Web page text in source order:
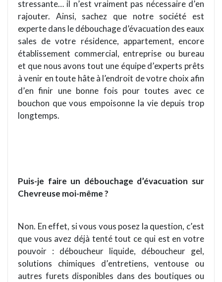
stressante… il n’est vraiment pas nécessaire d’en
rajouter. Ainsi, sachez que notre société est
experte dans le débouchage d’évacuation des eaux
sales de votre résidence, appartement, encore
établissement commercial, entreprise ou bureau
et que nous avons tout une équipe d’experts prêts
à venir en toute hâte à l’endroit de votre choix afin
d’en finir une bonne fois pour toutes avec ce
bouchon que vous empoisonne la vie depuis trop
longtemps.
Puis-je faire un débouchage d’évacuation sur
Chevreuse moi-même ?
Non. En effet, si vous vous posez la question, c’est
que vous avez déjà tenté tout ce qui est en votre
pouvoir : déboucheur liquide, déboucheur gel,
solutions chimiques d’entretiens, ventouse ou
autres furets disponibles dans des boutiques ou